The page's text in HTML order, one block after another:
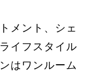
メント、シェ
イフスタイル
はワンルーム